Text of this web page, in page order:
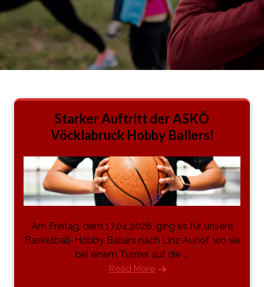
Starker Auftritt der ASKÖ
Vöcklabruck Hobby Ballers!
Am Freitag, dem 17.04.2026, ging es für unsere
Basketball-Hobby Ballers nach Linz Auhof, wo sie
bei einem Turnier auf die ...
Read More